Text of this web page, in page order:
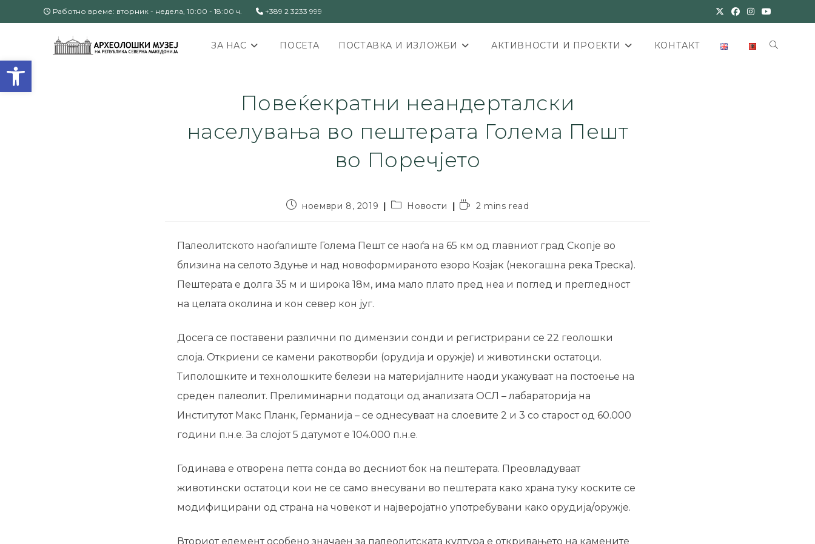
Open toolbar
Работно време: вторник - недела, 10:00 - 18:00 ч. +389 2 3233 999
ЗА НАС ПОСЕТА ПОСТАВКА И ИЗЛОЖБИ АКТИВНОСТИ И ПРОЕКТИ КОНТАКТ
Повеќекратни неандерталски
населувања во пештерата Голема Пешт
во Поречјетo
ноември 8, 2019 Новости 2 mins read
Палеолитското наоѓалиште Голема Пешт се наоѓа на 65 км од главниот град Скопје во
близина на селото Здуње и над новоформираното езоро Козјак (некогашна река Треска).
Пештерата е долга 35 м и широка 18м, има мало плато пред неа и поглед и прегледност
на целата околина и кон север кон југ.
Досега се поставени различни по димензии сонди и регистрирани се 22 геолошки
слоја. Откриени се камени ракотворби (орудија и оружје) и животински остатоци.
Типолошките и технолошките белези на материјалните наоди укажуваат на постоење на
среден палеолит. Прелиминарни податоци од анализата ОСЛ – лабараторија на
Институтот Макс Планк, Германија – се однесуваат на слоевите 2 и 3 со старост од 60.000
години п.н.е. За слојот 5 датумот е 104.000 п.н.е.
Годинава е отворена петта сонда во десниот бок на пештерата. Преовладуваат
животински остатоци кои не се само внесувани во пештерата како храна туку коските се
модифицирани од страна на човекот и најверојатно употребувани како орудија/оружје.
Вториот елемент особено значаен за палеолитската култура е откривањето на камените